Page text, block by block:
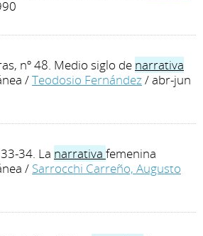
nº 48. Medio siglo de narrativa
/Teodosio Fernández/ abr-jun
34. La narrativa femenina
/ Sarrocchi Carreño, Augusto